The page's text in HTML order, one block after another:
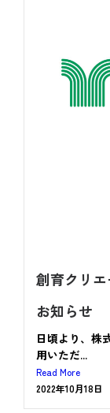
創育クリ
お知らせ
日頃より、株
用いただ...
Read More
2022年10月18日